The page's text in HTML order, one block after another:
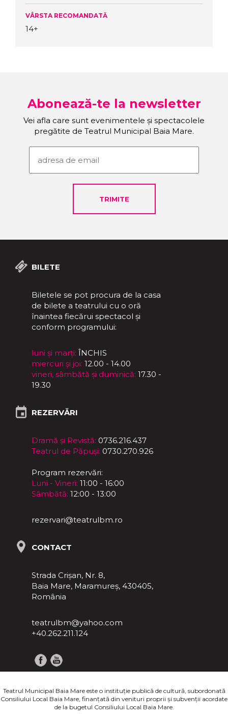
VÂRSTA RECOMANDATĂ
14+
Abonează-te la newsletter
Vei afla care sunt evenimentele și spectacolele
pregătite de Teatrul Municipal Baia Mare.
BILETE
Biletele se pot procura de la casa
de bilete a teatrului cu o oră
înaintea fiecărui spectacol și
conform programului:
luni și marți: ÎNCHIS
miercuri și joi: 12.00 - 14.00
vineri, sâmbătă și duminică: 17.30 -
19.30
REZERVĂRI
Dramă și Revistă: 0736.216.437
Teatrul de Păpuși: 0730.270.926
Program rezervări:
Luni - Vineri: 11:00 - 16:00
Sâmbătă: 12:00 - 13:00
rezervari@teatrulbm.ro
CONTACT
Strada Crișan, Nr. 8,
Baia Mare, Maramureş, 430405,
România
teatrulbm@yahoo.com
+40.262.211.124
Teatrul Municipal Baia Mare este o instituţie publică de cultură, subordonată
Consiliului Local Baia Mare, finanţată din venituri proprii şi subvenţii acordate
de la bugetul Consiliului Local Baia Mare.